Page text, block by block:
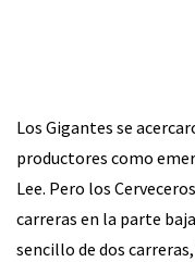
Los Gigantes se
productores como
Lee. Pero los
carreras en la parte
sencillo de dos